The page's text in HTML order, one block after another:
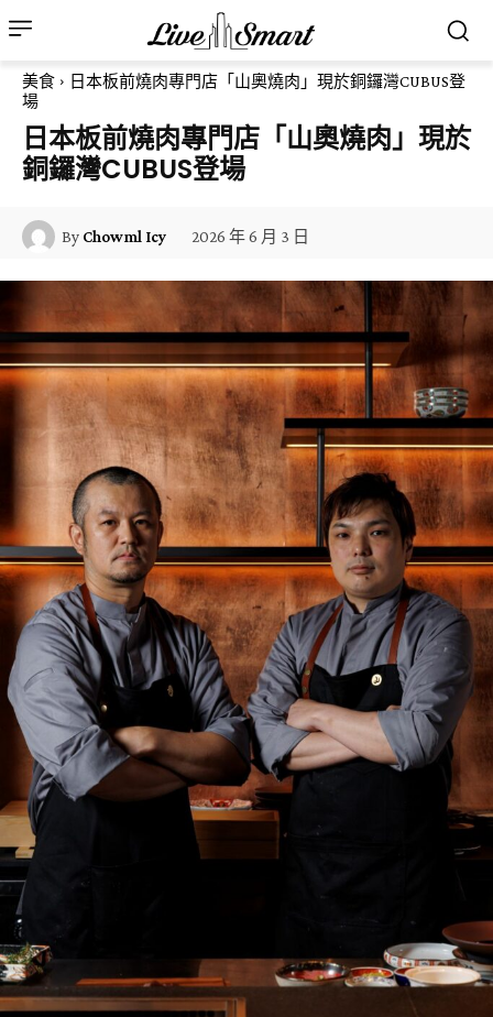
美食
日本板前燒肉專門店「山奧燒肉」現於銅鑼灣CUBUS登
場
日本板前燒肉專門店「山奧燒肉」現於
銅鑼灣CUBUS登場
By Chowml Icy 2026 年 6 月 3 日